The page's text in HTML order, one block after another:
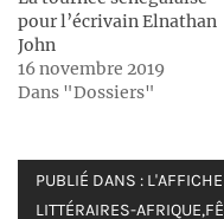
pour l’écrivain Elnathan
John
16 novembre 2019
Dans "Dossiers"
PUBLIÉ DANS : L'AFFICHE
LITTÉRAIRES-AFRIQUE,